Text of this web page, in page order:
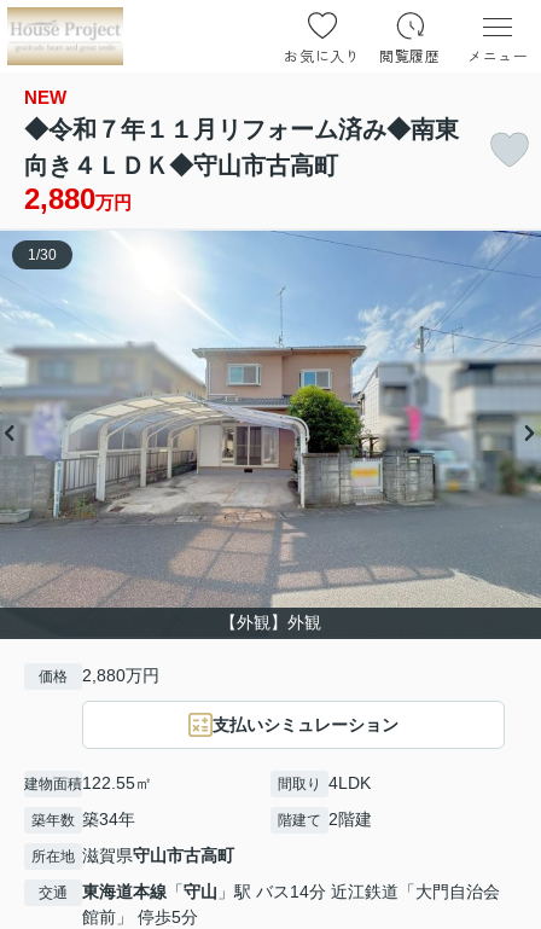
お気に入り 閲覧履歴 メニュー
NEW
◆令和７年１１月リフォーム済み◆南東
向き４ＬＤＫ◆守山市古高町
2,880万円
【外観】外観
1 /30
価格 2,880万円
支払いシミュレーション
建物面積122.55㎡ 間取り 4LDK
築年数 築34年 階建て 2階建
所在地 滋賀県守山市古高町
交通 東海道本線 「守山 」駅 バス14分 近江鉄道「大門自治会
館前」 停歩5分